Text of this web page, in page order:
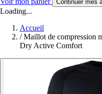
Continuer mes
Loading...
Accueil
/ Maillot de compression
Dry Active Comfort